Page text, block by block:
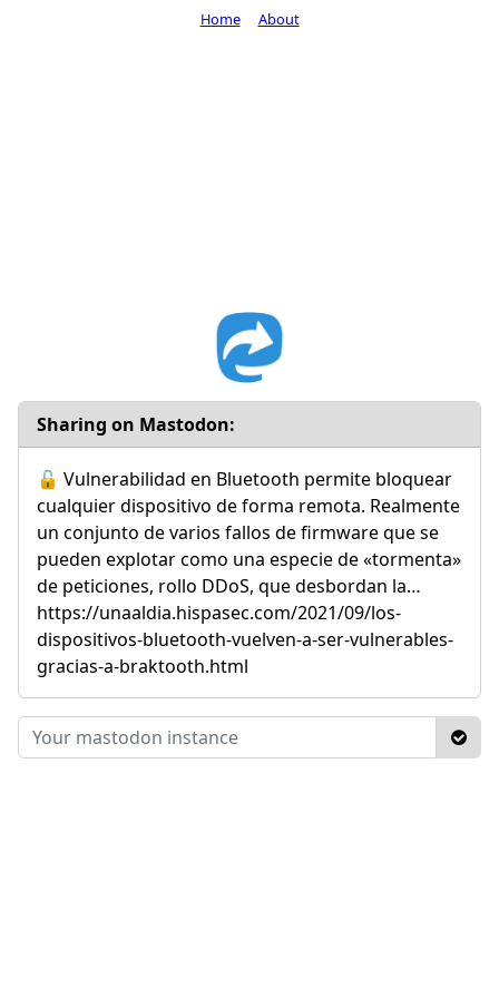
Sharing on Mastodon:
🔓 Vulnerabilidad en Bluetooth permite bloquear
cualquier dispositivo de forma remota. Realmente
un conjunto de varios fallos de firmware que se
pueden explotar como una especie de «tormenta»
de peticiones, rollo DDoS, que desbordan la…
https://unaaldia.hispasec.com/2021/09/los-
dispositivos-bluetooth-vuelven-a-ser-vulnerables-
gracias-a-braktooth.html
Home About